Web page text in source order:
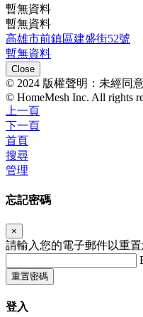
暫無資料
暫無資料
高雄市前鎮區建盛街52號
暫無資料
Close
© 2024 版權聲明：未經同
© HomeMesh Inc. All rights
上一頁
下一頁
首頁
搜尋
管理
忘記密碼
×
請輸入您的電子郵件以重
重置密碼
登入